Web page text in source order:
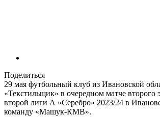
Поделиться
29 мая футбольный клуб из Ивановской
«Текстильщик» в очередном матче второго
второй лиги А «Серебро» 2023/24 в
команду «Машук-КМВ».